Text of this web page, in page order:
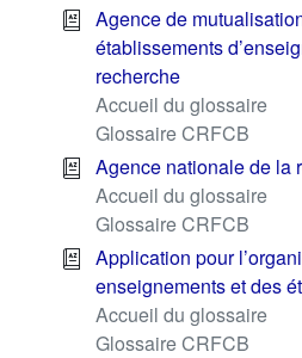
Agence de
établissements
recherche
Accueil du glossaire
Glossaire CRFCB
Agence nationale de la
Accueil du glossaire
Glossaire CRFCB
Application pour
enseignements et des
Accueil du glossaire
Glossaire CRFCB